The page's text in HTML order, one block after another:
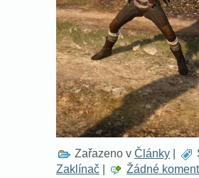
Zařazeno v Články |
Zaklínač | Žádné